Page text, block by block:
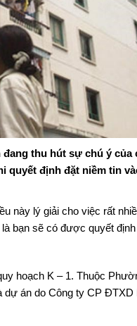
thu hút sự chú ý của
quyết định đặt niềm tin
này lý giải cho việc rất
bạn sẽ có được quyết
hoạch K – 1. Thuộc
án do Công ty CP